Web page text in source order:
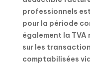
professionnels
pour la période
également la TVA
sur les
comptabilisées